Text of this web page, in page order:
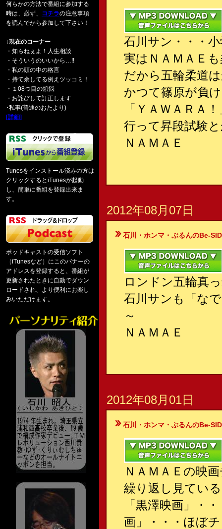
何らかの方法で番組に参加する
時は、必ず、 コチラの注意事項
を読んでから参加して下さい！
↓現在のコーナー
・知らねぇよ！人生相談
・そういうのいいから…!!
・私の頭の中の格言
・持て余してる例えツッコミ！
・１08つ目の煩悩
・お詫びして訂正します…
･私事(普通のおたより)
[詳細]
Tunesをインストール済みの方は
クリックするとiTunesが起動
し、簡単に番組を登録出来ま
す。
ポッドキャストの受信ソフト
（iTunesなど）にこのバナーの
アドレスを登録すると、番組が
更新されたときに自動でダウン
ロードされ、より便利にお楽し
みいただけます。
石川サン・・・
実はＮＡＭＡＥ
だから五輪柔道
かつて篠原が負
「ＹＡＷＡＲＡ
行って昇段試験
ＮＡＭＡＥ
2012年08月07日
石川・ホンマ・ぶるんのBe-
ロンドン五輪真
石川サンも「な
～
ＮＡＭＡＥ
2012年08月01日
石川・ホンマ・ぶるんのBe-
ＮＡＭＡＥの映
繰り返し見てい
「黒澤映画」・
画」・・・ほぼ